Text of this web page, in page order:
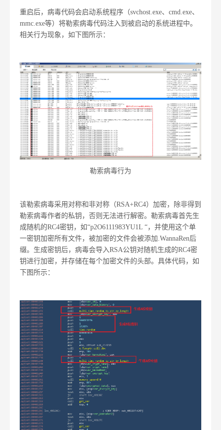
重启后，病毒代码会启动系统程序（svchost.exe、cmd.exe、
mmc.exe等）将勒索病毒代码注入到被启动的系统进程中。
相关行为现象，如下图所示：
勒索病毒行为
该勒索病毒采用对称和非对称（RSA+RC4）加密，除非得到
勒索病毒作者的私钥，否则无法进行解密。勒索病毒首先生
成随机的RC4密钥，如“p2O6111983YU1L “，并使用这个单
一密钥加密所有文件，被加密的文件会被添加.WannaRen后
缀。生成密钥后，病毒会导入RSA公钥对随机生成的RC4密
钥进行加密，并存储在每个加密文件的头部。具体代码，如
下图所示：